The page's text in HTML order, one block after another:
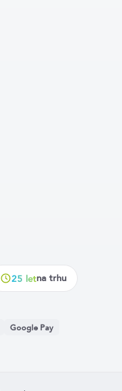
25 letna trhu
Google Pay